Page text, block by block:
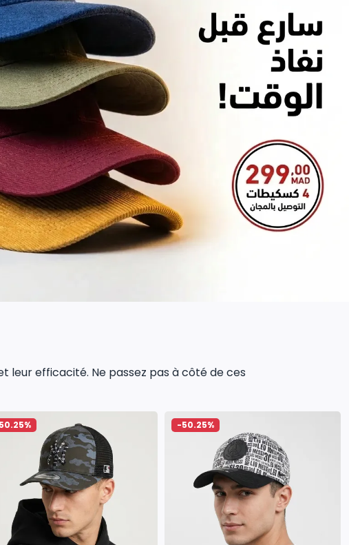
leur efficacité. Ne passez pas à côté de ces
-50.25%